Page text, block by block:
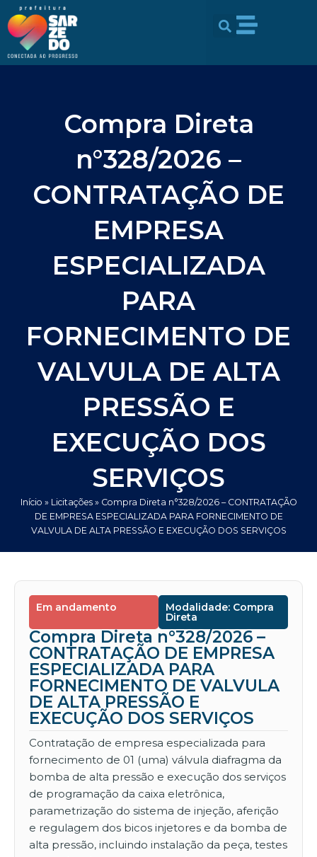
conteúdo
para
conteúdo
Compra Direta
n°328/2026 –
CONTRATAÇÃO DE
EMPRESA
ESPECIALIZADA
PARA
FORNECIMENTO DE
VALVULA DE ALTA
PRESSÃO E
EXECUÇÃO DOS
SERVIÇOS
Início » Licitações» Compra Direta n°328/2026 – CONTRATAÇÃO
DE EMPRESA ESPECIALIZADA PARA FORNECIMENTO DE
VALVULA DE ALTA PRESSÃO E EXECUÇÃO DOS SERVIÇOS
Em andamento Modalidade: Compra
Direta
Compra Direta n°328/2026 –
CONTRATAÇÃO DE EMPRESA
ESPECIALIZADA PARA
FORNECIMENTO DE VALVULA
DE ALTA PRESSÃO E
EXECUÇÃO DOS SERVIÇOS
Contratação de empresa especializada para
fornecimento de 01 (uma) válvula diafragma da
bomba de alta pressão e execução dos serviços
de programação da caixa eletrônica,
parametrização do sistema de injeção, aferição
e regulagem dos bicos injetores e da bomba de
alta pressão, incluindo instalação da peça, testes